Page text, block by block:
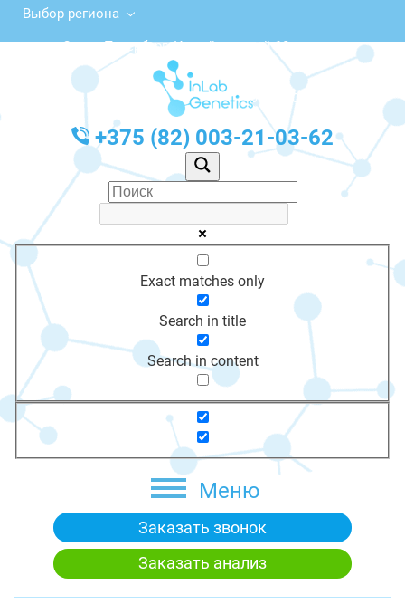
Выбор региона
Санкт-Петербург, Измайловский 18
с 10:00 до 20:00
График работы: Пн-Пт с 10:00 до 20:00
+375 (82) 003-21-03-62
Exact matches only
Search in title
Search in content
Меню
Заказать звонок
Заказать анализ